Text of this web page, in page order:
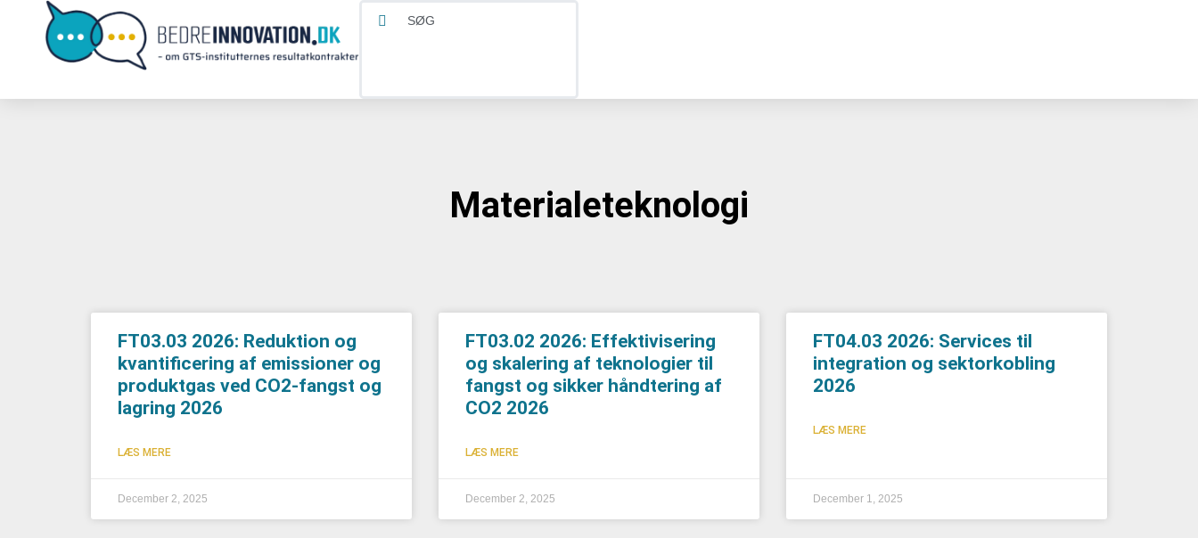
Materialeteknologi
FT03.03 2026: Reduktion og
kvantificering af emissioner og
produktgas ved CO2-fangst og
lagring 2026
LÆS MERE
December 2, 2025
FT03.02 2026: Effektivisering
og skalering af teknologier til
fangst og sikker håndtering af
CO2 2026
LÆS MERE
December 2, 2025
FT04.03 2026: Services til
integration og sektorkobling
2026
LÆS MERE
December 1, 2025